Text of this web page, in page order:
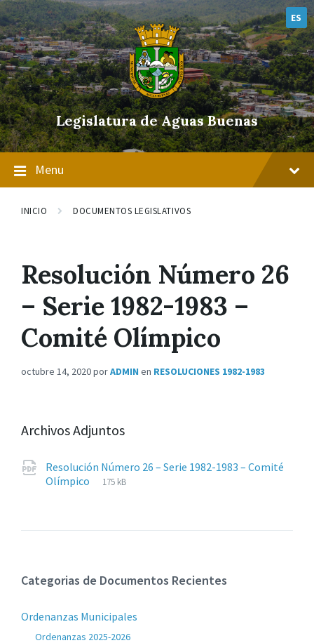
Skip
to
content
Skip
to
main
navigation
Skip
to
footer
ES
Legislatura de Aguas Buenas
Menu
INICIO DOCUMENTOS LEGISLATIVOS
Resolución Número 26
– Serie 1982-1983 –
Comité Olímpico
octubre 14, 2020porADMIN en RESOLUCIONES 1982-1983
Archivos Adjuntos
Resolución Número 26 – Serie 1982-1983 – Comité
Olímpico
Extensiones
pdf
Tamaño
175 kB
Categorias de Documentos Recientes
Ordenanzas Municipales
Ordenanzas 2025-2026